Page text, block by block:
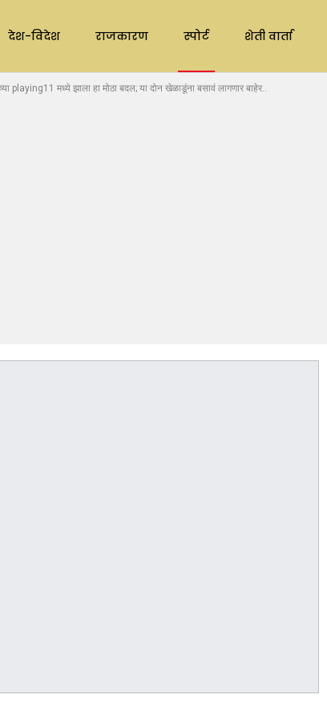
देश-विदेश राजकारण स्पोर्ट शेती वार्ता
मध्ये झाला हा मोठा बदल; या दोन खेळाडूंना बसावं लागणार बाहेर..